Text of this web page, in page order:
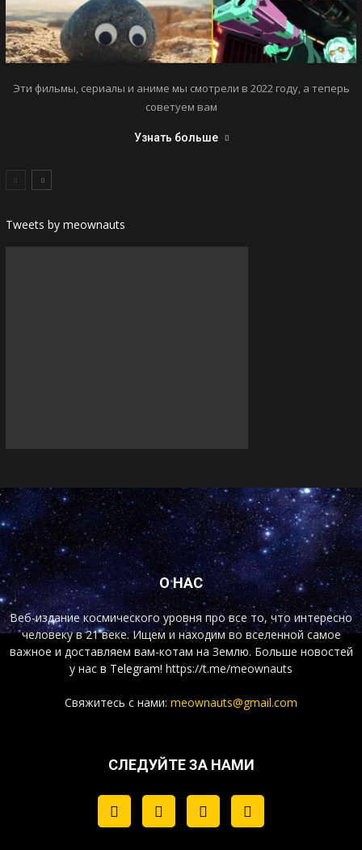
Эти фильмы, сериалы и аниме мы смотрели в 2022 году, а теперь
советуем вам
Узнать больше
Tweets by meownauts
О НАС
Веб-издание космического уровня про все то, что интересно
человеку в 21 веке. Ищем и находим во вселенной самое
важное и доставляем вам-котам на Землю. Больше новостей
у нас в Telegram! https://t.me/meownauts
Свяжитесь с нами: meownauts@gmail.com
СЛЕДУЙТЕ ЗА НАМИ